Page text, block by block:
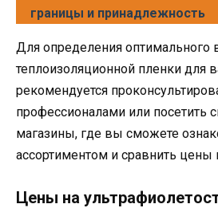
границы и принадлежность
Для определения оптимального
теплоизоляционной пленки для
рекомендуется
профессионалами или посетить
магазины, где вы сможете
ассортиментом и сравнить цены
Цены на